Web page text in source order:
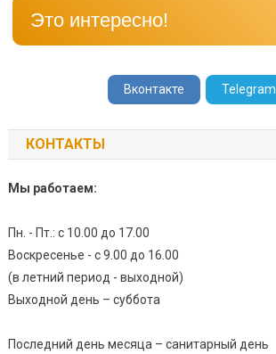
Это интересно!
Вконтакте Telegram
КОНТАКТЫ
Мы работаем:
Пн. - Пт.: с 10.00 до 17.00
Воскресенье - с 9.00 до 16.00
(в летний период - выходной)
Выходной день – суббота
Последний день месяца – санитарный день